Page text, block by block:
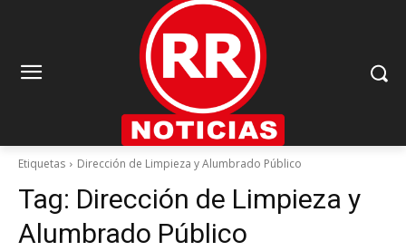
Etiquetas Dirección de Limpieza y Alumbrado Público
Tag: Dirección de Limpieza y
Alumbrado Público